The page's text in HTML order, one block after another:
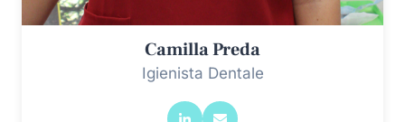
Camilla Preda
Igienista Dentale